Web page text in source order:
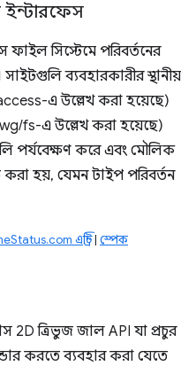
সিস্টেমে পরিবর্তনের
ব্যবহারকারীর স্থানীয়
এ উল্লেখ করা হয়েছে)
fs-এ উল্লেখ করা হয়েছে)
পর্যবেক্ষণ করে এবং মৌলিক
করা হয়, যেমন টাইপ পরিবর্তন
এন্ট্রি| স্পেক
2D ত্রিভুজ জাল API যা প্রচুর
করতে ব্যবহার করা যেতে